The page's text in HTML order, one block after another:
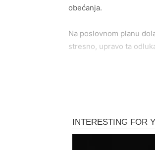
obećanja.
Na poslovnom planu
stresno, upravo ta
U ljubavi – srce će
Bikovi će 17. maja
sada dolazi do